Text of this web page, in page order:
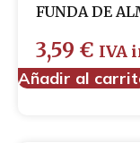
FUNDA DE
3,59 € IVA
Añadir al